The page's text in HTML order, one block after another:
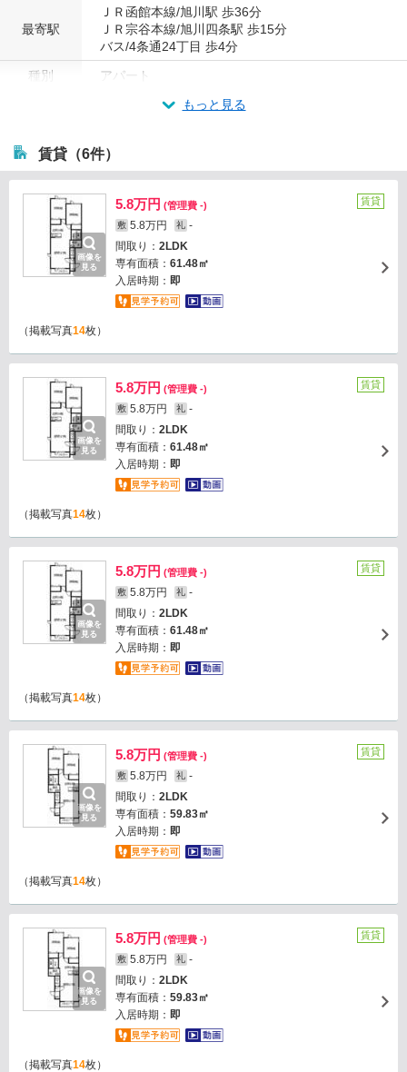
最寄駅
ＪＲ函館本線/旭川駅 歩36分
ＪＲ宗谷本線/旭川四条駅 歩15分
バス/4条通24丁目 歩4分
種別
アパート
もっと見る
賃貸（6件）
画像を
見る
5.8万円 (管理費 -)
敷 5.8万円 礼 -
間取り： 2LDK
専有面積： 61.48㎡
入居時期： 即
賃貸
（掲載写真14枚）
画像を
見る
5.8万円 (管理費 -)
敷 5.8万円 礼 -
間取り： 2LDK
専有面積： 61.48㎡
入居時期： 即
賃貸
（掲載写真14枚）
画像を
見る
5.8万円 (管理費 -)
敷 5.8万円 礼 -
間取り： 2LDK
専有面積： 61.48㎡
入居時期： 即
賃貸
（掲載写真14枚）
画像を
見る
5.8万円 (管理費 -)
敷 5.8万円 礼 -
間取り： 2LDK
専有面積： 59.83㎡
入居時期： 即
賃貸
（掲載写真14枚）
画像を
見る
5.8万円 (管理費 -)
敷 5.8万円 礼 -
間取り： 2LDK
専有面積： 59.83㎡
入居時期： 即
賃貸
（掲載写真14枚）